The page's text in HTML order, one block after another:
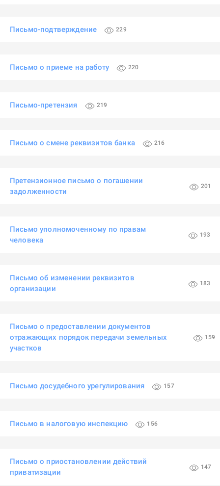
Письмо-подтверждение 229
Письмо о приеме на работу 220
Письмо-претензия 219
Письмо о смене реквизитов банка 216
Претензионное письмо о погашении
задолженности
201
Письмо уполномоченному по правам
человека
193
Письмо об изменении реквизитов
организации
183
Письмо о предоставлении документов
отражающих порядок передачи земельных
участков
159
Письмо досудебного урегулирования 157
Письмо в налоговую инспекцию 156
Письмо о приостановлении действий
приватизации
147